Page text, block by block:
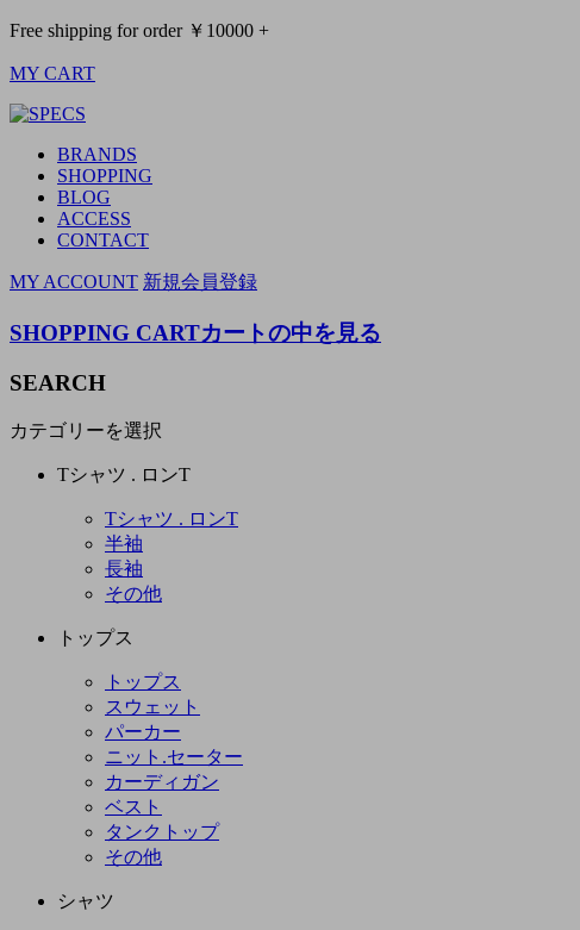
Free shipping for order ￥10000 +
MY CART
BRANDS
SHOPPING
BLOG
ACCESS
CONTACT
MY ACCOUNT 新規会員登録
SHOPPING CARTカートの中を見る
SEARCH
カテゴリーを選択
Tシャツ . ロンT
Tシャツ . ロンT
半袖
長袖
その他
トップス
トップス
スウェット
パーカー
ニット.セーター
カーディガン
ベスト
タンクトップ
その他
シャツ